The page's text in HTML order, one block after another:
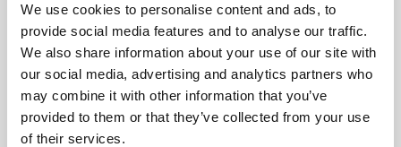
We use cookies to personalise content and ads, to
provide social media features and to analyse our traffic.
We also share information about your use of our site with
our social media, advertising and analytics partners who
may combine it with other information that you’ve
provided to them or that they’ve collected from your use
of their services.
ODZYSKIWANIE
Z OSTROŻNOŚCIĄ
Użyteczne części są
skrupulatnie odzyskiwane w
bezpiecznym środowisku ESD,
zapewniając brak uszkodzeń
ani zanieczyszczeń.